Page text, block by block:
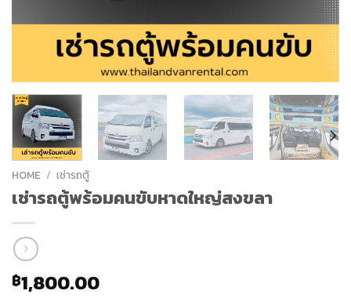
HOME / เช่ารถตู้
เช่ารถตู้พร้อมคนขับหาดใหญ่สงขลา
฿1,800.00